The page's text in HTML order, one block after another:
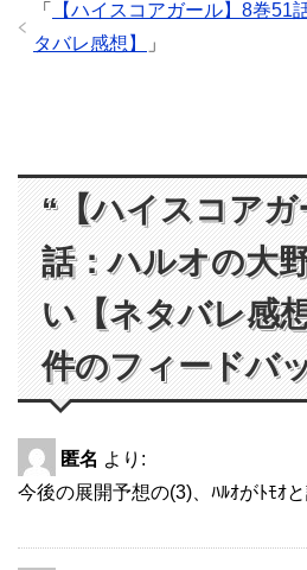
「
【ハイスコアガール】8巻51
タバレ感想】
」
“【ハイスコア
話：ハルオの大
い【ネタバレ感
件のフィードバ
匿名 より:
今後の展開予想の(3)、ﾊﾙｵがﾄﾓｵ